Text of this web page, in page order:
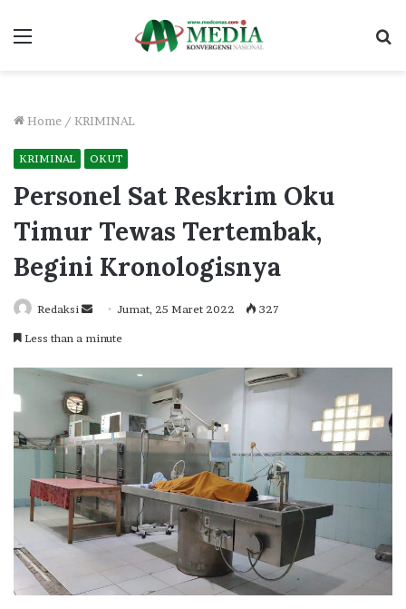
Menu
Home / KRIMINAL
KRIMINAL OKUT
Personel Sat Reskrim Oku
Timur Tewas Tertembak,
Begini Kronologisnya
Redaksi
Send Jumat, 25 Maret 2022 327
Less than a minute